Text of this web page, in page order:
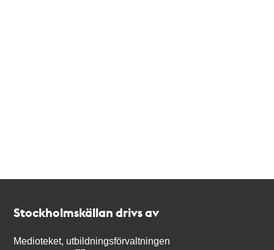
Stockholmskällan drivs av
Medioteket, utbildningsförvaltningen